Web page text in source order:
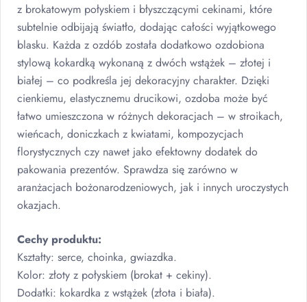
z brokatowym połyskiem i błyszczącymi cekinami, które
subtelnie odbijają światło, dodając całości wyjątkowego
blasku. Każda z ozdób została dodatkowo ozdobiona
stylową kokardką wykonaną z dwóch wstążek – złotej i
białej – co podkreśla jej dekoracyjny charakter. Dzięki
cienkiemu, elastycznemu drucikowi, ozdoba może być
łatwo umieszczona w różnych dekoracjach – w stroikach,
wieńcach, doniczkach z kwiatami, kompozycjach
florystycznych czy nawet jako efektowny dodatek do
pakowania prezentów. Sprawdza się zarówno w
aranżacjach bożonarodzeniowych, jak i innych uroczystych
okazjach.
Cechy produktu:
Kształty: serce, choinka, gwiazdka.
Kolor: złoty z połyskiem (brokat + cekiny).
Dodatki: kokardka z wstążek (złota i biała).